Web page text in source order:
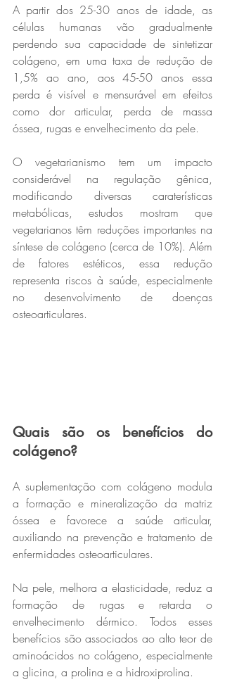
A partir dos 25-30 anos de idade, as
células humanas vão gradualmente
perdendo sua capacidade de sintetizar
colágeno, em uma taxa de redução de
1,5% ao ano, aos 45-50 anos essa
perda é visível e mensurável em efeitos
como dor articular, perda de massa
óssea, rugas e envelhecimento da pele.
O vegetarianismo tem um impacto
considerável na regulação gênica,
modificando diversas caraterísticas
metabólicas, estudos mostram que
vegetarianos têm reduções importantes na
síntese de colágeno (cerca de 10%). Além
de fatores estéticos, essa redução
representa riscos à saúde, especialmente
no desenvolvimento de doenças
osteoarticulares.
Quais são os benefícios do
colágeno?
A suplementação com colágeno modula
a formação e mineralização da matriz
óssea e favorece a saúde articular,
auxiliando na prevenção e tratamento de
enfermidades osteoarticulares.
Na pele, melhora a elasticidade, reduz a
formação de rugas e retarda o
envelhecimento dérmico. Todos esses
benefícios são associados ao alto teor de
aminoácidos no colágeno, especialmente
a glicina, a prolina e a hidroxiprolina.